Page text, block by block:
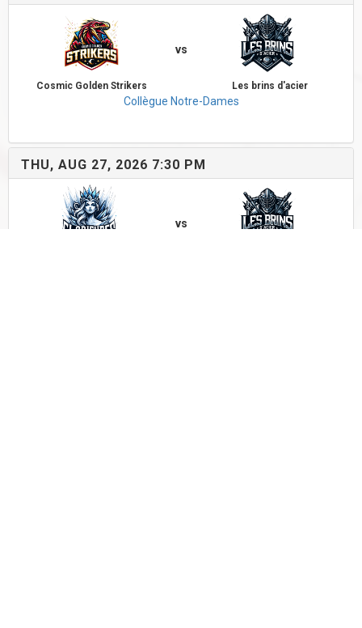
Cosmic Golden Strikers
vs
Les brins d'acier
Collègue Notre-Dames
THU, AUG 27, 2026 7:30 PM
vs